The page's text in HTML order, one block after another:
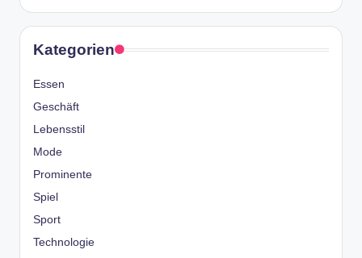
Kategorien
Essen
Geschäft
Lebensstil
Mode
Prominente
Spiel
Sport
Technologie